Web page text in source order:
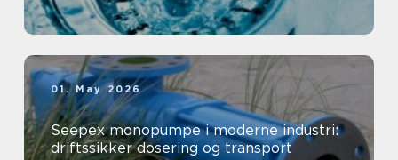
01. May 2026
Seepex monopumpe i moderne industri:
driftssikker dosering og transport